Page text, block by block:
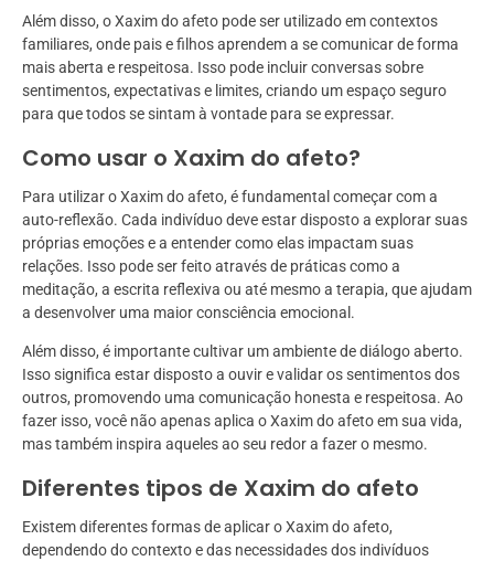
Além disso, o Xaxim do afeto pode ser utilizado em contextos
familiares, onde pais e filhos aprendem a se comunicar de forma
mais aberta e respeitosa. Isso pode incluir conversas sobre
sentimentos, expectativas e limites, criando um espaço seguro
para que todos se sintam à vontade para se expressar.
Como usar o Xaxim do afeto?
Para utilizar o Xaxim do afeto, é fundamental começar com a
auto-reflexão. Cada indivíduo deve estar disposto a explorar suas
próprias emoções e a entender como elas impactam suas
relações. Isso pode ser feito através de práticas como a
meditação, a escrita reflexiva ou até mesmo a terapia, que ajudam
a desenvolver uma maior consciência emocional.
Além disso, é importante cultivar um ambiente de diálogo aberto.
Isso significa estar disposto a ouvir e validar os sentimentos dos
outros, promovendo uma comunicação honesta e respeitosa. Ao
fazer isso, você não apenas aplica o Xaxim do afeto em sua vida,
mas também inspira aqueles ao seu redor a fazer o mesmo.
Diferentes tipos de Xaxim do afeto
Existem diferentes formas de aplicar o Xaxim do afeto,
dependendo do contexto e das necessidades dos indivíduos